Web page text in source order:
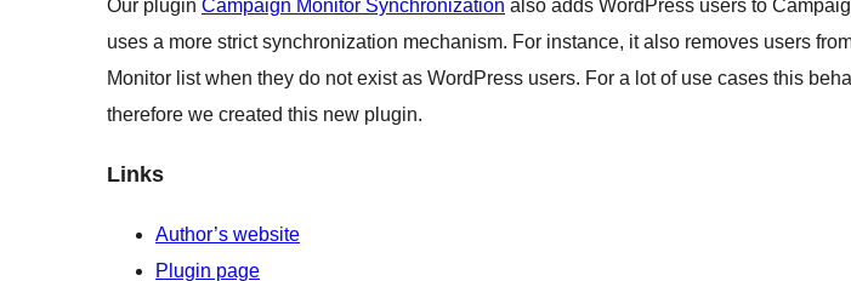
Our plugin Campaign Monitor Synchronization also adds WordPress users to
uses a more strict synchronization mechanism. For instance, it also removes users
Monitor list when they do not exist as WordPress users. For a lot of use cases this
therefore we created this new plugin.
Links
Author’s website
Plugin page